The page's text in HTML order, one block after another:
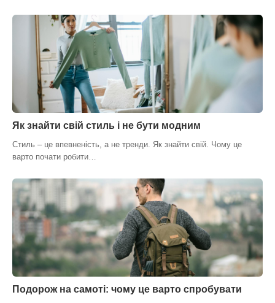
Як знайти свій стиль і не бути модним
Стиль – це впевненість, а не тренди. Як знайти свій. Чому це
варто почати робити…
Подорож на самоті: чому це варто спробувати